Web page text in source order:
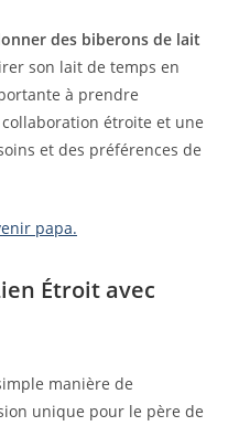
des biberons de lait
son lait de temps en
à prendre
étroite et une
et des préférences de
papa.
Étroit avec
manière de
unique pour le père de